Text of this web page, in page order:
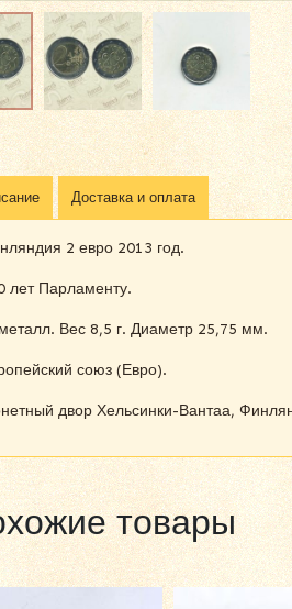
Доставка и оплата
2 евро 2013 год.
лет Парламенту.
Вес 8,5 г. Диаметр 25,75 мм.
союз (Евро).
двор Хельсинки-Вантаа,
товары